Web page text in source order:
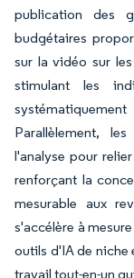
publication des
budgétaires
sur la vidéo sur
stimulant les
Parallèlement,
l'analyse pour
renforçant la
mesurable aux
s'accélère à
outils d'IA de
travail tout-en-un